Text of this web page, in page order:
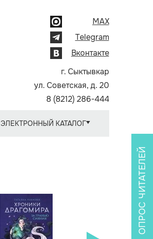
MAX
Telegram
Вконтакте
г. Сыктывкар
ул. Советская, д. 20
8 (8212) 286-444
ЭЛЕКТРОННЫЙ КАТАЛОГ
ОПРОС ЧИТАТЕЛЕЙ